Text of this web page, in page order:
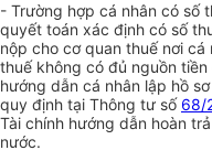
- Trường hợp cá nhân có số
quyết toán xác định có số
nộp cho cơ quan thuế nơi
thuế không có đủ nguồn
hướng dẫn cá nhân lập hồ
quy định tại Thông tư số 68/
Tài chính hướng dẫn hoàn
nước.